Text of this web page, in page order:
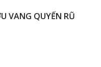
VANG QUYẾN RŨ